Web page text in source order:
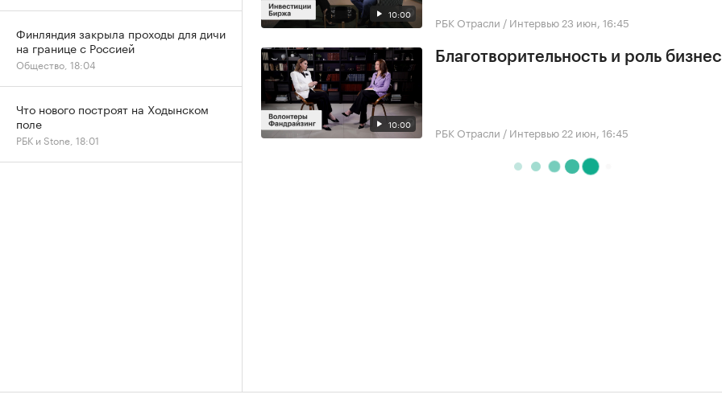
10:00 РБК Отрасли / Интервью 23 июн, 16:45
10:00
Благотворительность и роль
РБК Отрасли / Интервью 22 июн, 16:45
Финляндия закрыла проходы для дичи
на границе с Россией
Общество, 18:04
Что нового построят на Ходынском
поле
РБК и Stone, 18:01